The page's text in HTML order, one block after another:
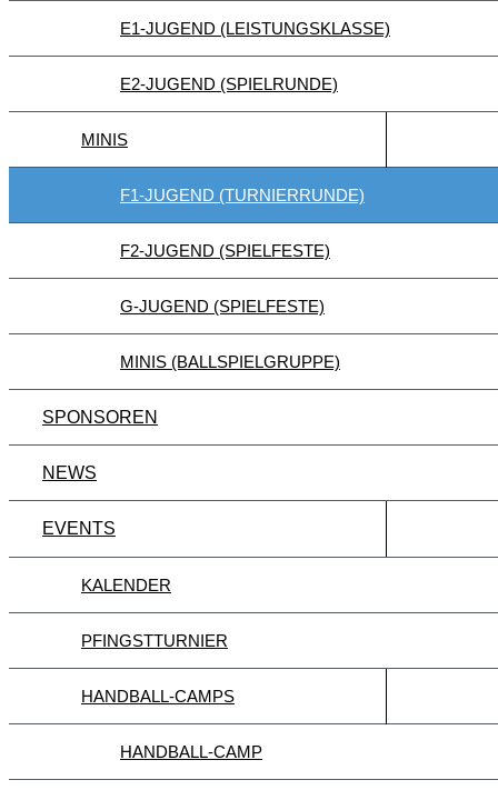
E1-JUGEND (LEISTUNGSKLASSE)
E2-JUGEND (SPIELRUNDE)
MINIS
F1-JUGEND (TURNIERRUNDE)
F2-JUGEND (SPIELFESTE)
G-JUGEND (SPIELFESTE)
MINIS (BALLSPIELGRUPPE)
SPONSOREN
NEWS
EVENTS
KALENDER
PFINGSTTURNIER
HANDBALL-CAMPS
HANDBALL-CAMP